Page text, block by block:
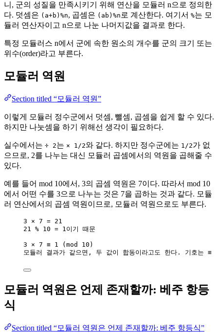
니, 군의 성질을 만족시키기 위해 연산을 모듈러 n으로 정의한
다. 덧셈은 (a+b)%n, 곱셈은 (ab)%n 로 계산한다. 여기서 %는 모
듈러 연산자이고 n으로 나눈 나머지값을 결과로 한다.
특정 모듈러스 n에서 군에 속한 원소의 개수를 군의 크기 또는
위수(order)라고 부른다.
모듈러 역원
Section titled “모듈러 역원”
이렇게 모듈러 정수군에서 덧셈, 뺄셈, 곱셈을 쉽게 할 수 있다.
하지만 나눗셈을 하기 위해선 생각이 필요하다.
실수에서는 ÷ 2는 × 1/2와 같다. 하지만 정수군에는 1/2가 없
으므로, 2를 나누는 대신 모듈러 곱셈에서의 역원을 곱해줄 수
있다.
예를 들어 mod 10에서, 3의 곱셈 역원은 7이다. 따라서 mod 10
에서 어떤 수를 3으로 나누는 것은 7을 곱하는 것과 같다. 모듈
러 연산에서의 곱셈 역원이므로, 모듈러 역원으로도 부른다.
3 × 7 = 21
21 % 10 = 1이기 때문
3 × 7 ≡ 1 (mod 10)
모듈러 결과가 같으면, 두 값이 합동이라고도 한다. 기호는 ≡
모듈러 역원은 언제 존재할까: 베주 항등
식
Section titled “모듈러 역원은 언제 존재할까: 베주 항등식”